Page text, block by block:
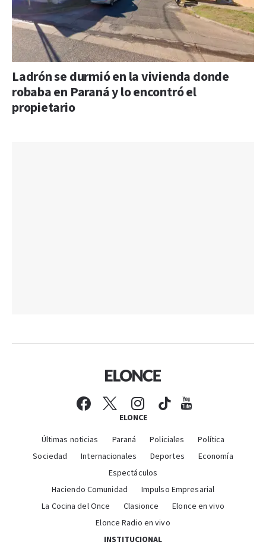
Ladrón se durmió en la vivienda donde
robaba en Paraná y lo encontró el
propietario
ELONCE
Últimas noticias Paraná Policiales
Política
Sociedad
Internacionales Deportes
Economía
Espectáculos
Haciendo Comunidad
Impulso Empresarial
La Cocina del Once
Clasionce
Elonce en vivo
Elonce Radio en vivo
INSTITUCIONAL